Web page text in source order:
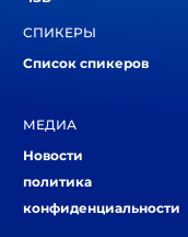
СПИКЕРЫ
Список спикеров
МЕДИА
Новости
политика
конфиденциальности